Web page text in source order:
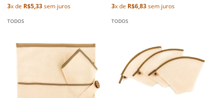
3x de R$5,33sem juros
TODOS
3x de R$6,83sem juros
TODOS